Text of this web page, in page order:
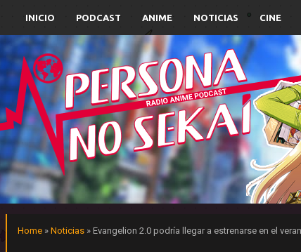
INICIO PODCAST ANIME NOTICIAS CINE
Home » Noticias » Evangelion 2.0 podría llegar a estrenarse en el